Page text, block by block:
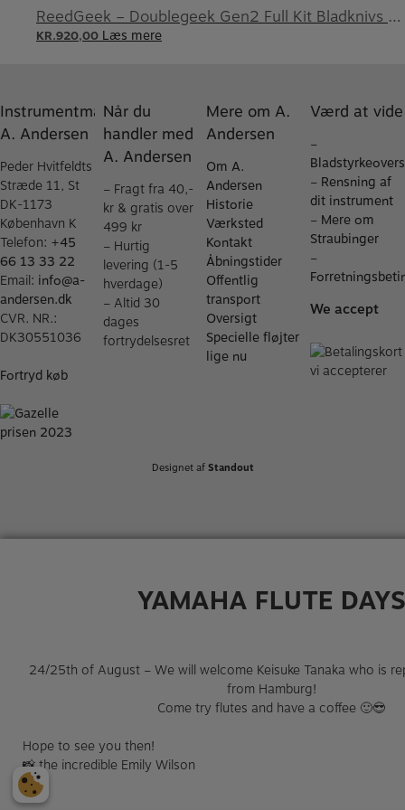
ReedGeek – Doublegeek Gen2 Full Kit Bladknivs sæt
KR.920,00 Læs mere
Instrumentmager
A. Andersen
Peder Hvitfeldts
Stræde 11, St
DK-1173
København K
Telefon: +45
66 13 33 22
Email: info@a-
andersen.dk
CVR. NR.:
DK30551036
Fortryd køb
Når du
handler med
A. Andersen
– Fragt fra 40,-
kr & gratis over
499 kr
– Hurtig
levering (1-5
hverdage)
– Altid 30
dages
fortrydelsesret
Mere om A.
Andersen
Om A.
Andersen
Historie
Værksted
Kontakt
Åbningstider
Offentlig
transport
Oversigt
Specielle fløjter
lige nu
Værd at vide
–
– Rensning af
dit instrument
– Mere om
Straubinger
–
We accept
Designet afStandout
YAMAHA FLUTE DAYS
24/25th of August – We will welcome Keisuke Tanaka who is
from Hamburg!
Come try flutes and have a coffee 🙂😎​
Hope to see you then!
📸​ the incredible Emily Wilson